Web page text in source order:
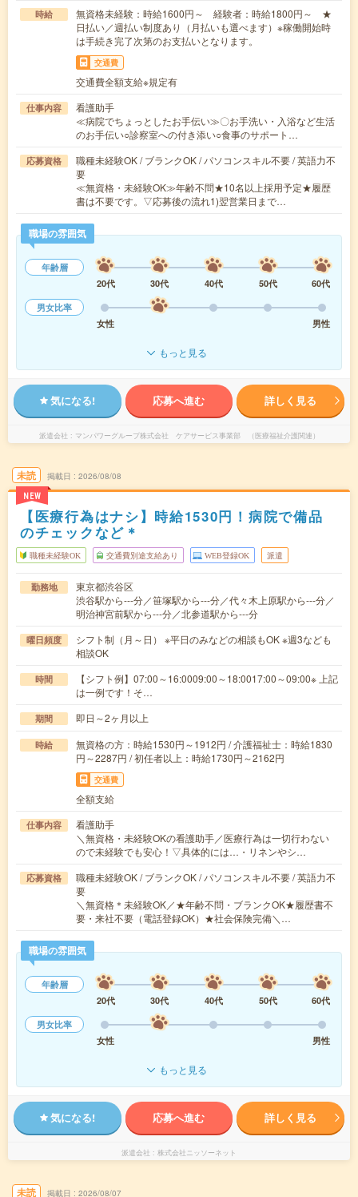
時給
無資格未経験：時給1600円～ 経験者：時給1800円～ ★
日払い／週払い制度あり（月払いも選べます）※稼働開始時
は手続き完了次第のお支払いとなります。
交通費
交通費全額支給※規定有
仕事内容
看護助手
≪病院でちょっとしたお手伝い≫〇お手洗い・入浴など生活
のお手伝い○診察室への付き添い○食事のサポート…
応募資格
職種未経験OK / ブランクOK / パソコンスキル不要 / 英語力不
要
≪無資格・未経験OK≫年齢不問★10名以上採用予定★履歴
書は不要です。▽応募後の流れ1)翌営業日まで…
職場の雰囲気
年齢層
20代
30代 40代 50代
60代
男女比率
女性
男性
もっと見る
気になる! 応募へ進む 詳しく見る
派遣会社 マンパワーグループ株式会社 ケアサービス事業部 （医療福祉介護関連）
未読
NEW
掲載日 2026/08/08
【医療行為はナシ】時給1530円！病院で備品
のチェックなど＊
職種未経験OK 交通費別途支給あり WEB登録OK 派遣
勤務地
東京都渋谷区
渋谷駅から---分／笹塚駅から---分／代々木上原駅から---分／
明治神宮前駅から---分／北参道駅から---分
曜日頻度
シフト制（月～日） ※平日のみなどの相談もOK ※週3なども
相談OK
時間
【シフト例】07:00～16:0009:00～18:0017:00～09:00※ 上記
は一例です！そ…
期間 即日～2ヶ月以上
時給
無資格の方：時給1530円～1912円 / 介護福祉士：時給1830
円～2287円 / 初任者以上：時給1730円～2162円
交通費
全額支給
仕事内容
看護助手
＼無資格・未経験OKの看護助手／医療行為は一切行わない
ので未経験でも安心！▽具体的には…・リネンやシ…
応募資格
職種未経験OK / ブランクOK / パソコンスキル不要 / 英語力不
要
＼無資格＊未経験OK／★年齢不問・ブランクOK★履歴書不
要・来社不要（電話登録OK）★社会保険完備＼…
職場の雰囲気
年齢層
20代
30代 40代 50代
60代
男女比率
女性
男性
もっと見る
気になる! 応募へ進む 詳しく見る
派遣会社 株式会社ニッソーネット
未読 掲載日 2026/08/07